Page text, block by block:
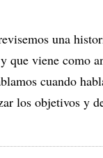
una
que viene como
cuando
los objetivos y